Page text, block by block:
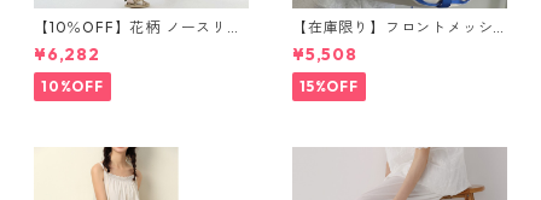
【10％OFF】花柄 ノースリー
ブワンピース 10768
¥6,282
10%OFF
【在庫限り】フロントメッシ
ュ バックパック M 2col 11170
¥5,508
15%OFF